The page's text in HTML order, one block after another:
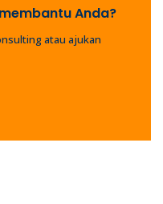
Anda?
atau ajukan